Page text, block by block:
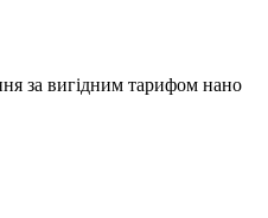
за вигідним тарифом нано